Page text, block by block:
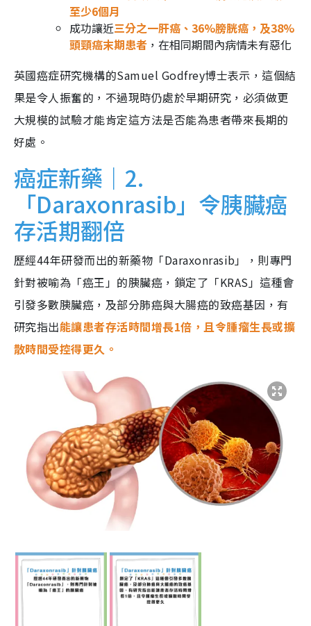
至少6個月
成功讓近三分之一肝癌、36%膀胱癌，及38%
頭頸癌末期患者 ，在相同期間內病情未有惡化
英國癌症研究機構的Samuel Godfrey博士表示，這個結
果是令人振奮的，不過現時仍處於早期研究，必須做更
大規模的試驗才能肯定這方法是否能為患者帶來長期的
好處。
癌症新藥｜2.
「Daraxonrasib」令胰臟癌
存活期翻倍
歷經44年研發而出的新藥物「Daraxonrasib」，則專門
針對被喻為「癌王」的胰臟癌，鎖定了「KRAS」這種會
引發多數胰臟癌，及部分肺癌與大腸癌的致癌基因，有
研究指出能讓患者存活時間增長1倍，且令腫瘤生長或擴
散時間受控得更久。